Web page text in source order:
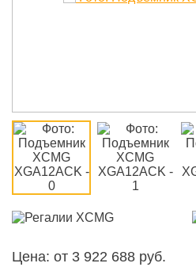
Цена: от 3 922 688 руб.